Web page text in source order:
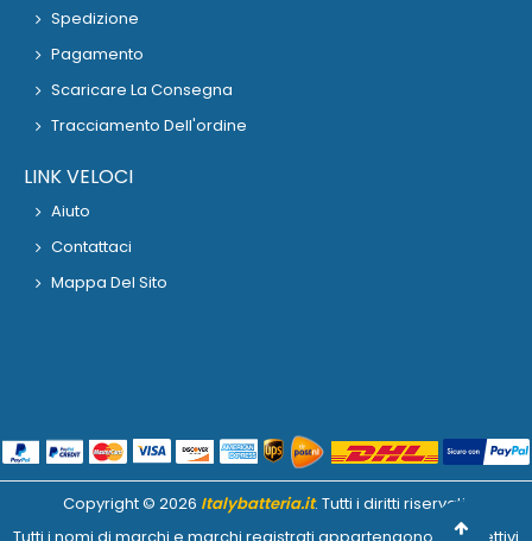
Spedizione
Pagamento
Scaricare La Consegna
Tracciamento Dell'ordine
LINK VELOCI
Aiuto
Contattaci
Mappa Del Sito
Copyright © 2026 Italybatteria.it. Tutti i diritti riservati.